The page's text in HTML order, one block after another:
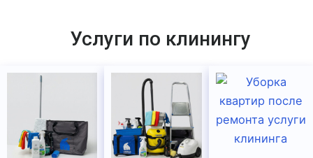
Услуги по клинингу